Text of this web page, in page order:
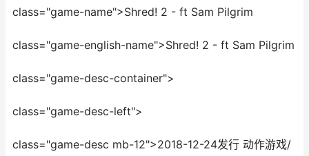
class="game-name">Shred! 2 - ft Sam Pilgrim
class="game-english-name">Shred! 2 - ft Sam Pilgrim
class="game-desc-container">
class="game-desc-left">
class="game-desc mb-12">2018-12-24发行 动作游戏/